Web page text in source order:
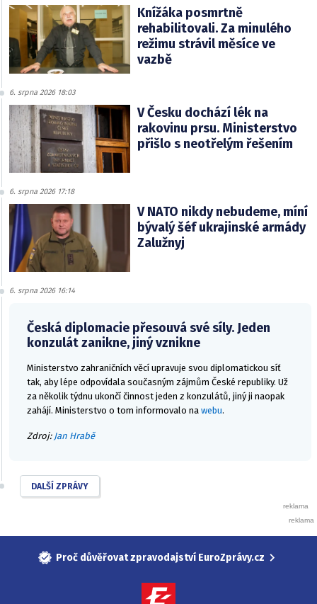
Knížáka posmrtně
rehabilitovali. Za minulého
režimu strávil měsíce ve
vazbě
6. srpna 2026 18:03
V Česku dochází lék na
rakovinu prsu. Ministerstvo
přišlo s neotřelým řešením
6. srpna 2026 17:18
V NATO nikdy nebudeme, míní
bývalý šéf ukrajinské armády
Zalužnyj
6. srpna 2026 16:14
Česká diplomacie přesouvá své síly. Jeden
konzulát zanikne, jiný vznikne
Ministerstvo zahraničních věcí upravuje svou diplomatickou síť
tak, aby lépe odpovídala současným zájmům České republiky. Už
za několik týdnu ukončí činnost jeden z konzulátů, jiný ji naopak
zahájí. Ministerstvo o tom informovalo na webu.
Zdroj: Jan Hrabě
DALŠÍ ZPRÁVY
Proč důvěřovat zpravodajství EuroZprávy.cz